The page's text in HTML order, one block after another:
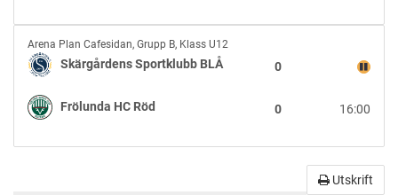
Skärgårdens
Sportklubb
BLÅ
vs
Frölunda
Röd
Arena Plan Cafesidan, Grupp B, Klass U12
Skärgårdens Sportklubb BLÅ 0
Frölunda HC Röd 16:00
0
Utskrift